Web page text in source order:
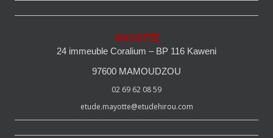
MAYOTTE
24 immeuble Coralium – BP 116 Kaweni
97600 MAMOUDZOU
02 69 62 08 59
etude.mayotte@etudehirou.com